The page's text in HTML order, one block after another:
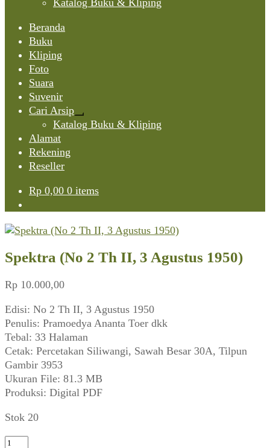
Katalog Buku & Kliping
Beranda
Buku
Kliping
Foto
Suara
Suvenir
Cari Arsip
Expand
child
Katalog Buku & Kliping
Alamat
Rekening
Reseller
Rp 0,00 0 items
Spektra (No 2 Th II, 3 Agustus 1950)
Rp 10.000,00
Edisi: No 2 Th II, 3 Agustus 1950
Penulis: Pramoedya Ananta Toer dkk
Tebal: 33 Halaman
Cetak: Percetakan Siliwangi, Sawah Besar 30A, Tilpun
Gambir 3953
Ukuran File: 81.3 MB
Produksi: Digital PDF
Stok 20
Kuantitas